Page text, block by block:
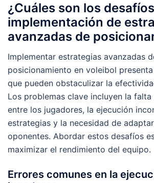
¿Cuáles son los
implementación de
avanzadas de
Implementar estrategias avanzadas
posicionamiento en voleibol
que pueden obstaculizar la
Los problemas clave incluyen la
entre los jugadores, la ejecución
estrategias y la necesidad de
oponentes. Abordar estos desafíos
maximizar el rendimiento del equipo.
Errores comunes en la